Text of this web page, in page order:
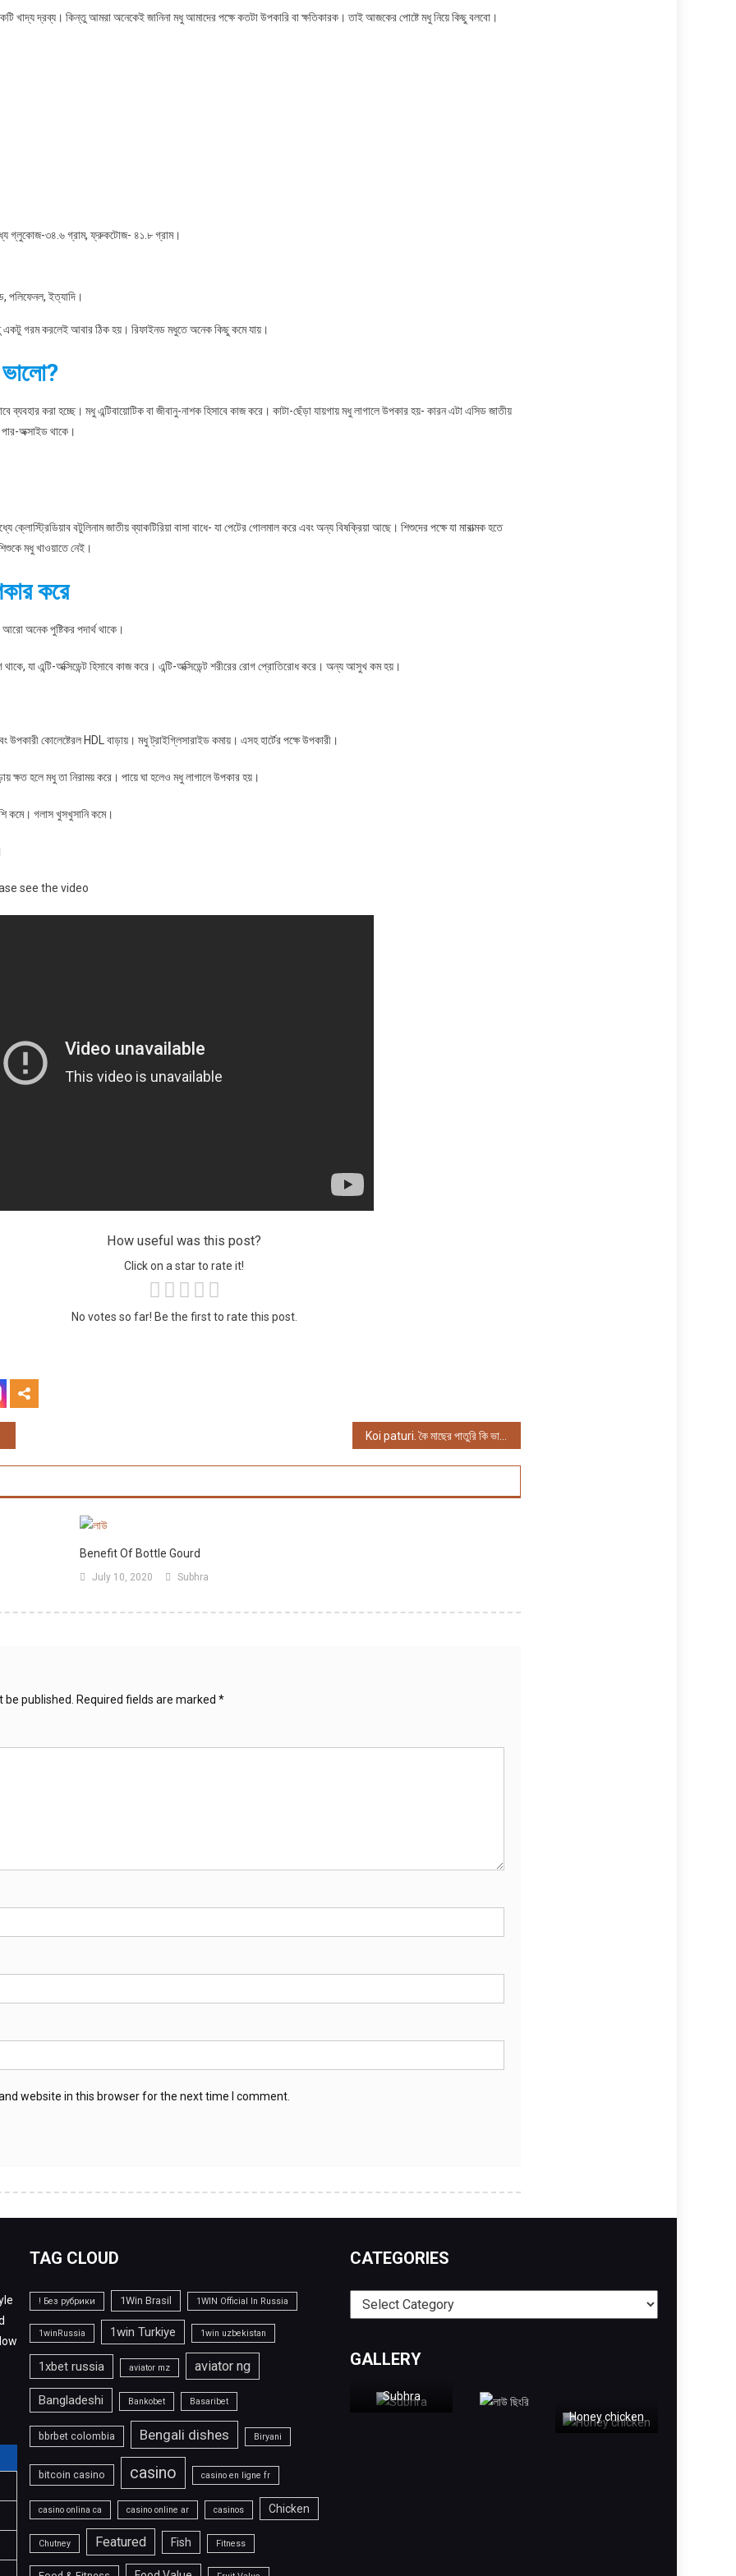
Honey-
খাদ্য দ্রব্য। কিন্তু আমরা অনেকেই জানিনা মধু আমাদের পক্ষে কতটা উপকারি বা ক্ষতিকারক। তাই আজকের পোষ্টে মধু নিয়ে কিছু বলবো।
গ্লুকোজ-৩৪.৬ গ্রাম, ফ্রুকটোজ- ৪১.৮ গ্রাম।
পলিফেনল, ইত্যাদি।
একটু গরম করলেই আবার ঠিক হয়। রিফাইনড মধুতে অনেক কিছু কমে যায়।
ভালো?
ব্যবহার করা হচ্ছে। মধু এন্টিবায়োটিক বা জীবানু-নাশক হিসাবে কাজ করে। কাটা-ছেঁড়া যায়গায় মধু লাগালে উপকার হয়- কারন এটা এসিড জাতীয়
অক্সাইড থাকে।
বটুলিনাম জাতীয় ব্যাকটিরিয়া বাসা বাধে- যা পেটের গোলমাল করে এবং অন্য বিষক্রিয়া আছে। শিশুদের পক্ষে যা মারাত্মক হতে
মধু খাওয়াতে নেই।
করে
অনেক পুষ্টিকর পদার্থ থাকে।
যা এন্টি-অক্সিডেন্ট হিসাবে কাজ করে। এন্টি-অক্সিডেন্ট শরীরের রোগ প্রোতিরোধ করে। অন্য আসুখ কম হয়।
কোলেষ্টেরল HDL বাড়ায়। মধু ট্রাইগ্লিসারাইড কমায়। এসহ হার্টের পক্ষে উপকারী।
ক্ষত হলে মধু তা নিরাময় করে। পায়ে ঘা হলেও মধু লাগালে উপকার হয়।
কমে। গলাস খুসখুসানি কমে।
see the video
How useful was this post?
Click on a star to rate it!
No votes so far! Be the first to rate this post.
Koi paturi. কৈ মাছের পাতুরি কি ভাবে করবেন?
Benefit Of Bottle Gourd
July 10, 2020 Subhra
published. Required fields are marked *
website in this browser for the next time I comment.
TAG CLOUD
! Без рубрики 1Win Brasil 1WIN Official In Russia
1winRussia 1win Turkiye 1win uzbekistan
1xbet russia aviator mz aviator ng
Bangladeshi Bankobet Basaribet
bbrbet colombia Bengali dishes Biryani
bitcoin casino casino casino en ligne fr
casino onlina ca casino online ar casinos Chicken
Chutney Featured Fish Fitness
CATEGORIES
Categories
GALLERY
Subhra
Honey chicken